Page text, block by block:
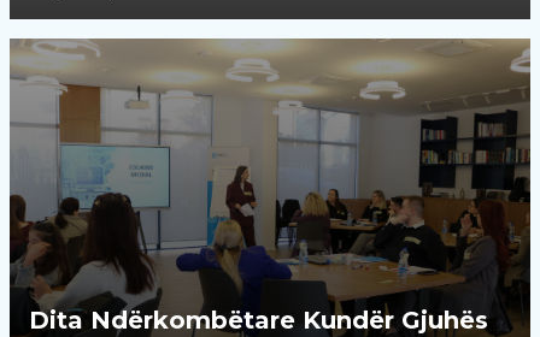
Dita Ndërkombëtare Kundër Gjuhës